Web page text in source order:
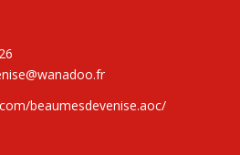
beaumesdevenise.aoc/